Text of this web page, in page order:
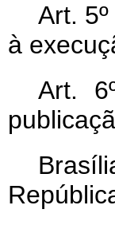
Art.
à
Art.